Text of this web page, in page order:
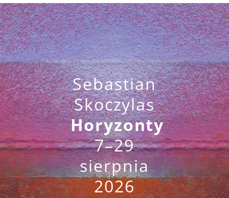
Sebastian
Skoczylas
Horyzonty
7–29
sierpnia
2026